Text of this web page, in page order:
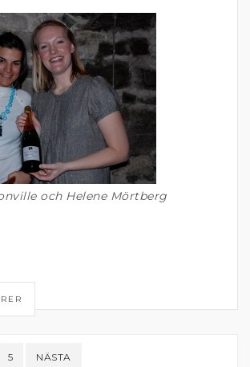
och Helene Mörtberg
5 NÄSTA